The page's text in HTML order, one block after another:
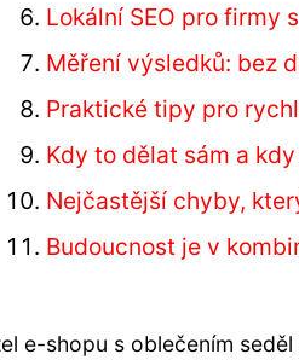
Lokální SEO pro firmy
Měření výsledků: bez
Praktické tipy pro
Kdy to dělat sám a
Nejčastější chyby,
Budoucnost je v
e-shopu s oblečením